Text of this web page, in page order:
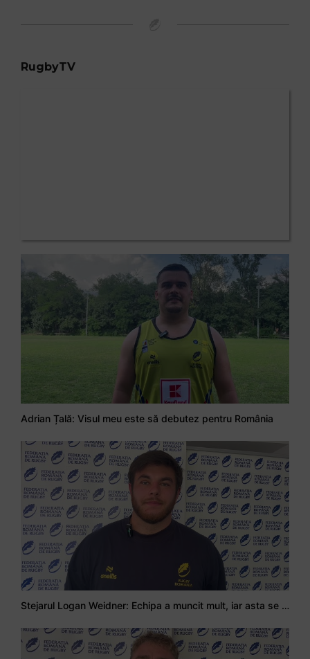
RugbyTV
Adrian Țală: Visul meu este să debutez pentru România
Stejarul Logan Weidner: Echipa a muncit mult, iar asta se va vedea în meciurile de la Nations Cup